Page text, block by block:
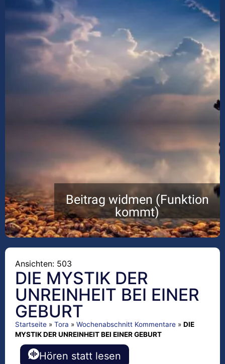
Beitrag widmen (Funktion
kommt)
Ansichten: 503
DIE MYSTIK DER
UNREINHEIT BEI EINER
GEBURT
Startseite » Tora » Wochenabschnitt Kommentare » DIE
MYSTIK DER UNREINHEIT BEI EINER GEBURT
Hören statt lesen